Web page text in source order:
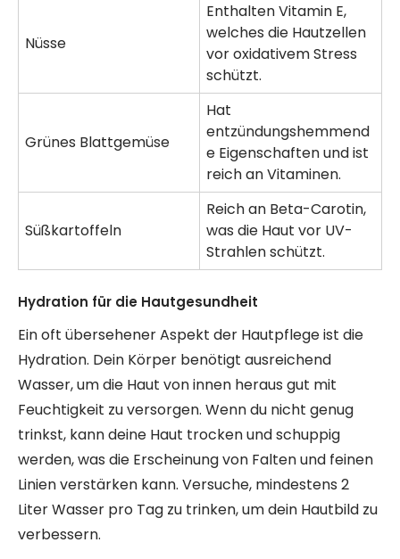
Nüsse
Enthalten Vitamin E,
welches die Hautzellen
vor oxidativem Stress
schützt.
Grünes Blattgemüse
Hat
entzündungshemmend
e Eigenschaften und ist
reich an Vitaminen.
Süßkartoffeln
Reich an Beta-Carotin,
was die Haut vor UV-
Strahlen schützt.
Hydration für die Hautgesundheit
Ein oft übersehener Aspekt der Hautpflege ist die
Hydration. Dein Körper benötigt ausreichend
Wasser, um die Haut von innen heraus gut mit
Feuchtigkeit zu versorgen. Wenn du nicht genug
trinkst, kann deine Haut trocken und schuppig
werden, was die Erscheinung von Falten und feinen
Linien verstärken kann. Versuche, mindestens 2
Liter Wasser pro Tag zu trinken, um dein Hautbild zu
verbessern.